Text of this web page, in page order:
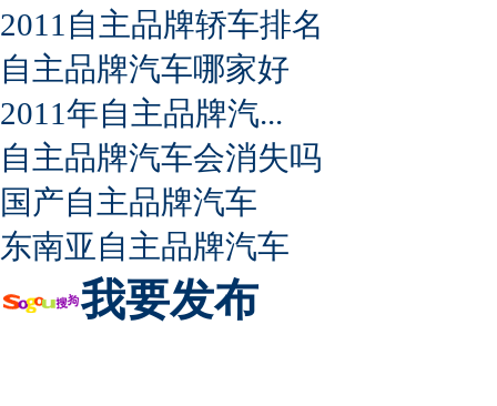
2011自主品牌轿车排名
自主品牌汽车哪家好
2011年自主品牌汽...
自主品牌汽车会消失吗
国产自主品牌汽车
东南亚自主品牌汽车
我要发布